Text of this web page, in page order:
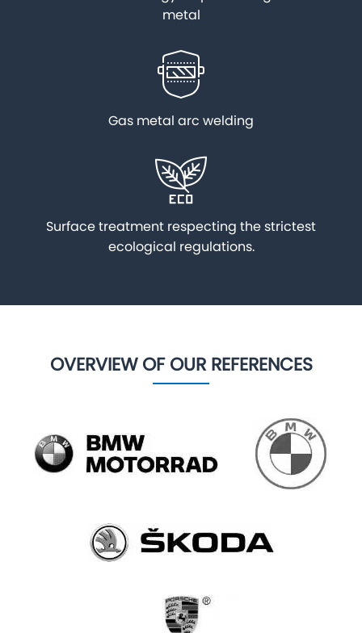
metal
Gas metal arc welding
Surface treatment respecting the strictest
ecological regulations.
OVERVIEW OF OUR REFERENCES